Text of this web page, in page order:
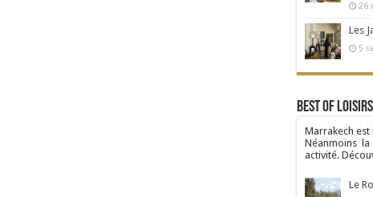
26
Les
5
Best Of Loisirs
Marrakech
Néanmoins
activité.
Le